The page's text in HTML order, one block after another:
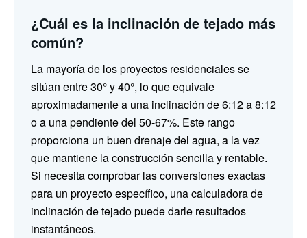
¿Cuál es la inclinación de tejado más
común?
La mayoría de los proyectos residenciales se
sitúan entre 30° y 40°, lo que equivale
aproximadamente a una inclinación de 6:12 a 8:12
o a una pendiente del 50-67%. Este rango
proporciona un buen drenaje del agua, a la vez
que mantiene la construcción sencilla y rentable.
Si necesita comprobar las conversiones exactas
para un proyecto específico, una calculadora de
inclinación de tejado puede darle resultados
instantáneos.